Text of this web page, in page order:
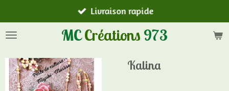
au
contenu
MCCréations 973
Livraison rapide
Kalina